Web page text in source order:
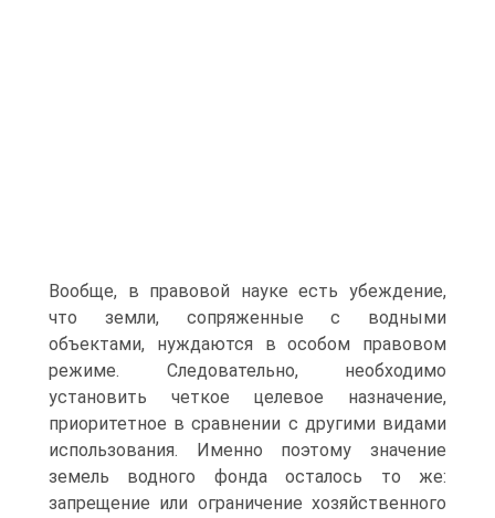
Вообще, в правовой науке есть убеждение,
что земли, сопряженные с водными
объектами, нуждаются в особом правовом
режиме. Следовательно, необходимо
установить четкое целевое назначение,
приоритетное в сравнении с другими видами
использования. Именно поэтому значение
земель водного фонда осталось то же:
запрещение или ограничение хозяйственного